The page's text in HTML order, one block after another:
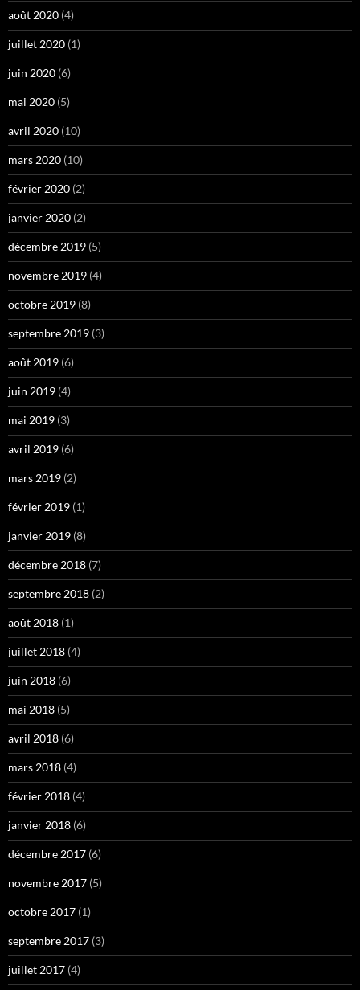
août 2020 (4)
juillet 2020 (1)
juin 2020 (6)
mai 2020 (5)
avril 2020 (10)
mars 2020 (10)
février 2020 (2)
janvier 2020 (2)
décembre 2019 (5)
novembre 2019 (4)
octobre 2019 (8)
septembre 2019 (3)
août 2019 (6)
juin 2019 (4)
mai 2019 (3)
avril 2019 (6)
mars 2019 (2)
février 2019 (1)
janvier 2019 (8)
décembre 2018 (7)
septembre 2018 (2)
août 2018 (1)
juillet 2018 (4)
juin 2018 (6)
mai 2018 (5)
avril 2018 (6)
mars 2018 (4)
février 2018 (4)
janvier 2018 (6)
décembre 2017 (6)
novembre 2017 (5)
octobre 2017 (1)
septembre 2017 (3)
juillet 2017 (4)